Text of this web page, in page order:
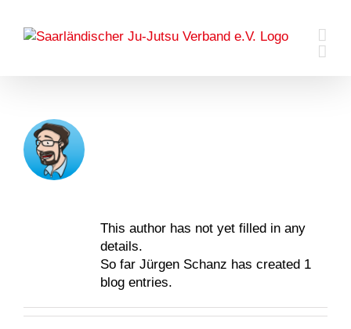
content
This author has not yet filled in any
details.
So far Jürgen Schanz has created 1
blog entries.